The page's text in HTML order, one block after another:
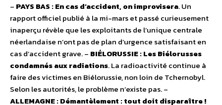
– PAYS BAS : En cas d’accident, on improvisera. Un
rapport officiel publié à la mi-mars et passé curieusement
inaperçu révèle que les exploitants de l’unique centrale
néerlandaise n’ont pas de plan d’urgence satisfaisant en
cas d’accident grave. – BIÉLORUSSIE : Les Biélorusses
condamnés aux radiations. La radioactivité continue à
faire des victimes en Biélorussie, non loin de Tchernobyl.
Selon les autorités, le problème n’existe pas. –
ALLEMAGNE : Démantèlement : tout doit disparaître !